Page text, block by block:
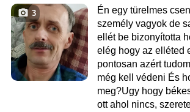
3
Én egy türelmes
személy vagyok de
ellét be bizonyította
elég hogy az elléted
pontosan azért
még kell védeni És
meg?Ugy hogy
ott ahol nincs,